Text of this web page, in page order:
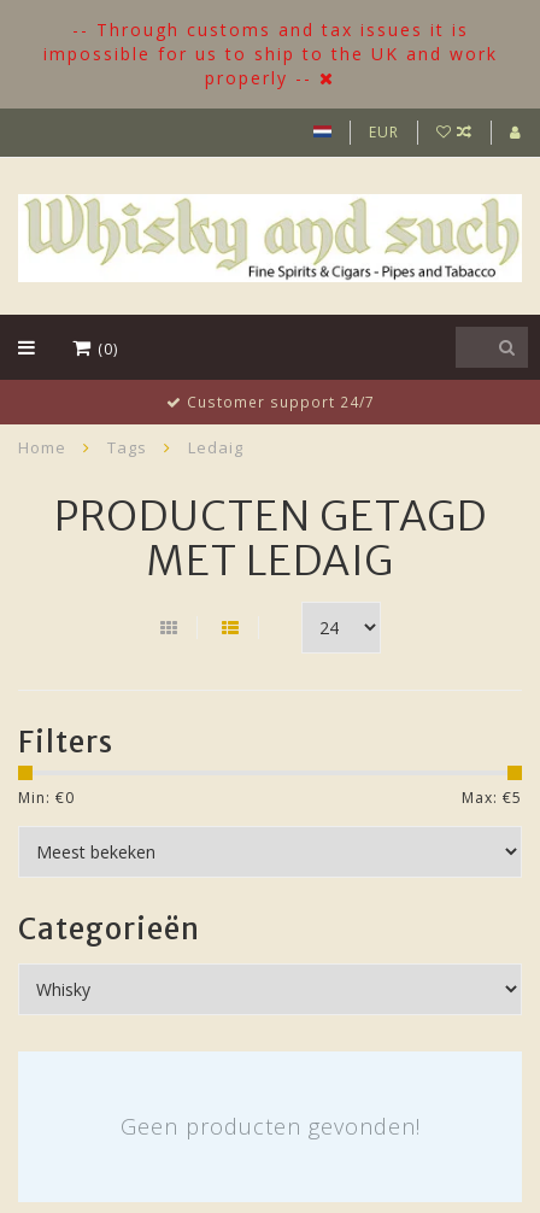
-- Through customs and tax issues it is
impossible for us to ship to the UK and work
properly --
EUR
(0)
Customer support 24/7
Home Tags Ledaig
PRODUCTEN GETAGD
MET LEDAIG
Filters
Min: €0 Max: €5
Categorieën
Geen producten gevonden!